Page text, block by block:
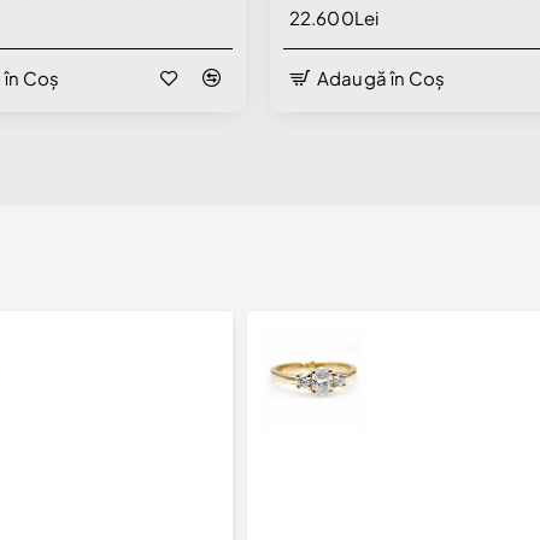
Coș
GIA - model i123018
22.600Lei
Adaugă în Coș